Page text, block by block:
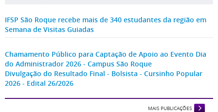
IFSP São Roque recebe mais de 340 estudantes da região em
Semana de Visitas Guiadas
Chamamento Público para Captação de Apoio ao Evento Dia
do Administrador 2026 - Campus São Roque
Divulgação do Resultado Final - Bolsista - Cursinho Popular
2026 - Edital 26/2026
MAIS PUBLICAÇÕES